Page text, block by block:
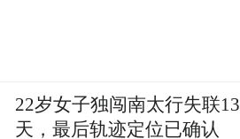
22岁女子独闯南太行失联13
天，最后轨迹定位已确认